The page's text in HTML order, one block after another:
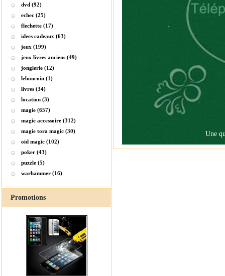
dvd (92)
echec (25)
flechette (17)
idees cadeaux (63)
jeux (199)
jeux livres anciens (49)
jonglerie (12)
leboncoin (1)
livres (34)
location (3)
magie (657)
magie accessoire (312)
magie tora magic (30)
oid magic (102)
poker (43)
puzzle (5)
warhammer (16)
Promotions
Une